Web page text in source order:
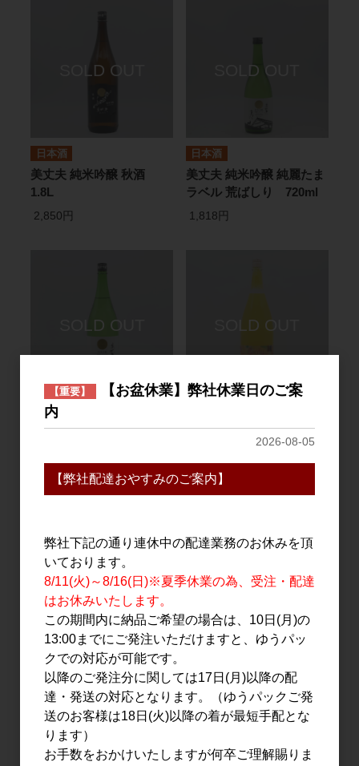
日本酒
美丈夫 純米吟醸 秋酒
1.8L
2,850円
日本酒
美丈夫 純米吟醸 純麗たま
ラベル 荒ばしり 720ml
1,818円
日本酒
美丈夫 純米吟醸 純麗たま
3,636円
美丈夫 ぽんかん 1.8L
日本酒
美丈夫 純米吟醸 CEL-
66 720ml
1,700円
美丈夫 純麗たまラベル し
ぼりたて生原酒 1.8L
3,000円
【重要】
【お盆休業】弊社休業日のご案
内
2026-08-05
【弊社配達おやすみのご案内】
弊社下記の通り連休中の配達業務のお休みを頂
いております。
8/11(火)～8/16(日)※夏季休業の為、受注・配達
はお休みいたします。
この期間内に納品ご希望の場合は、10日(月)の
13:00までにご発注いただけますと、ゆうパッ
クでの対応が可能です。
以降のご発注分に関しては17日(月)以降の配
達・発送の対応となります。（ゆうパックご発
送のお客様は18日(火)以降の着が最短手配とな
ります）
お手数をおかけいたしますが何卒ご理解賜りま